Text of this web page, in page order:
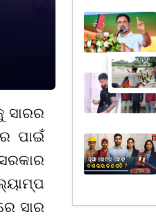
ସାରର
ପାଇଁ
ସାର